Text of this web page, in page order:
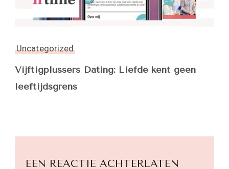
Uncategorized
Vijftigplussers Dating: Liefde kent geen
leeftijdsgrens
EEN REACTIE ACHTERLATEN